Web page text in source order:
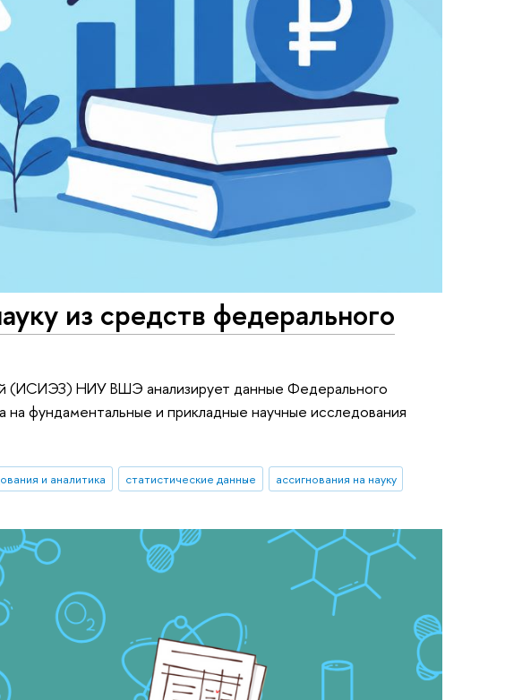
из средств федерального
(ИСИЭЗ) НИУ ВШЭ анализирует данные Федерального
фундаментальные и прикладные научные исследования
и аналитика статистические данные ассигнования на науку